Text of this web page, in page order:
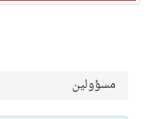
مسؤولين